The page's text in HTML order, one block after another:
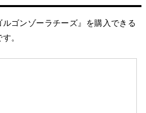
ルゴンゾーラチーズ』を購入できる
。